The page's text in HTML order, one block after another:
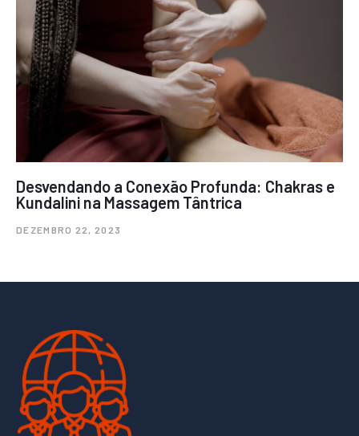
Desvendando a Conexão Profunda: Chakras e
Kundalini na Massagem Tântrica
DEZEMBRO 22, 2023